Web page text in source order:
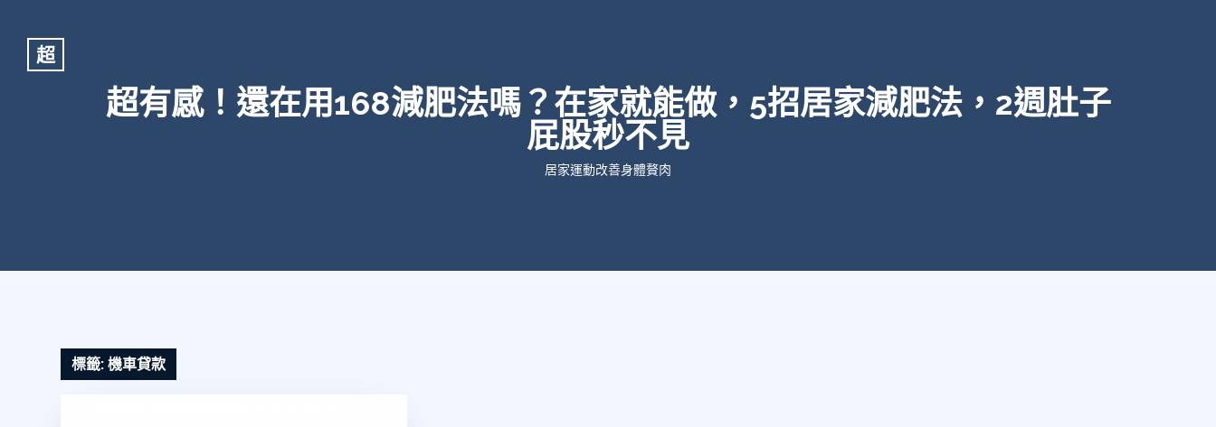
超
超有感！還在用168減肥法嗎？在家就能做，5招居家減肥法，2週肚子
屁股秒不見
居家運動改善身體贅肉
標籤:機車貸款